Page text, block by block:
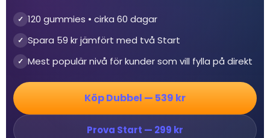
✓ 120 gummies • cirka 60 dagar
✓ Spara 59 kr jämfört med två Start
✓ Mest populär nivå för kunder som vill fylla på direkt
Köp Dubbel — 539 kr
Prova Start — 299 kr